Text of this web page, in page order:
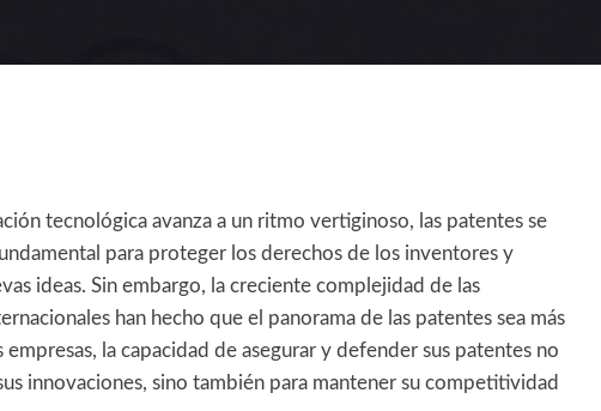
tecnológica avanza a un ritmo vertiginoso, las patentes se
para proteger los derechos de los inventores y
ideas. Sin embargo, la creciente complejidad de las
han hecho que el panorama de las patentes sea más
empresas, la capacidad de asegurar y defender sus patentes no
innovaciones, sino también para mantener su competitividad